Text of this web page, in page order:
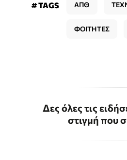
# TAGS ΑΠΘ
ΦΟΙΤΗΤΕΣ
Δες όλες τις
στιγμή που